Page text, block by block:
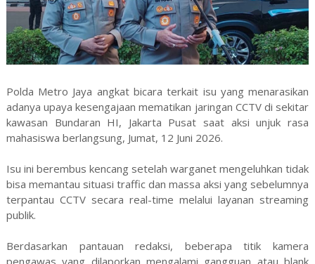
Polda Metro Jaya angkat bicara terkait isu yang menarasikan
adanya upaya kesengajaan mematikan jaringan CCTV di sekitar
kawasan Bundaran HI, Jakarta Pusat saat aksi unjuk rasa
mahasiswa berlangsung, Jumat, 12 Juni 2026.
Isu ini berembus kencang setelah warganet mengeluhkan tidak
bisa memantau situasi traffic dan massa aksi yang sebelumnya
terpantau CCTV secara real-time melalui layanan streaming
publik.
Berdasarkan pantauan redaksi, beberapa titik kamera
pengawas yang dilaporkan mengalami gangguan atau blank